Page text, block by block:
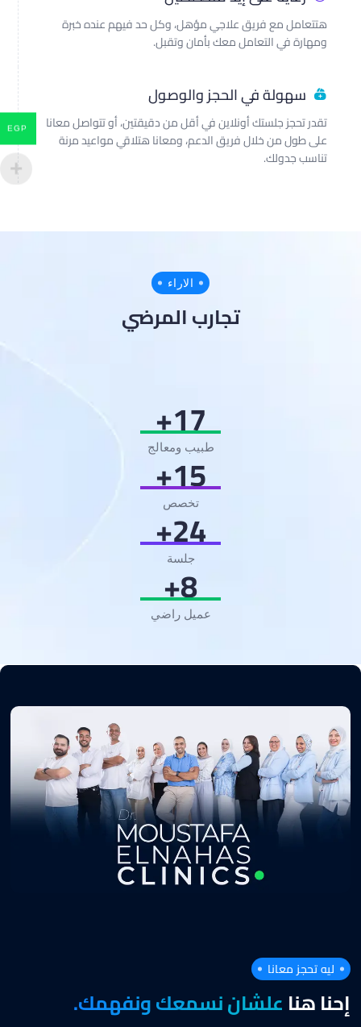
هتتعامل مع فريق علاجي مؤهل، وكل حد فيهم عنده خبرة
ومهارة في التعامل معك بأمان وتقبل.
سهولة في الحجز والوصول
تقدر تحجز جلستك أونلاين في أقل من دقيقتين، أو تتواصل معانا
على طول من خلال فريق الدعم، ومعانا هتلاقي مواعيد مرنة
تناسب جدولك.
الاراء
تجارب المرضي
20
+
طبيب ومعالج
18
+تخصص
30
+جلسة
10
+
عميل راضي
ليه تحجز معانا
إحنا هنا علشان نسمعك ونفهمك.
EGP